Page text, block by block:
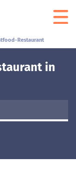
Restaurant
in